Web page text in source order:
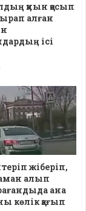
қиын қосып
алған
ісі
жіберіп,
алып
ана
көлік қағып